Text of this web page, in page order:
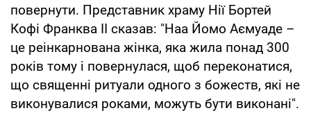
повернути. Представник храму Нії Бортей
Кофі Франква II сказав: "Наа Йомо Аємуаде –
це реінкарнована жінка, яка жила понад 300
років тому і повернулася, щоб переконатися,
що священні ритуали одного з божеств, які не
виконувалися роками, можуть бути виконані".